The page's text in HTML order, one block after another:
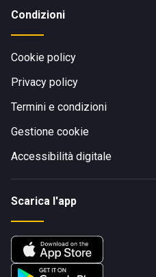
Condizioni
Cookie policy
Privacy policy
Termini e condizioni
Gestione cookie
Accessibilità digitale
Scarica l'app